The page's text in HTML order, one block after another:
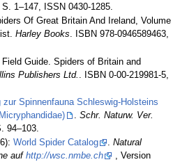
1–147, ISSN 0430-1285.
Of Great Britain And Ireland, Volume
Harley Books. ISBN 978-0946589463,
Guide. Spiders of Britain and
Publishers Ltd.
. ISBN 0-00-219981-5,
zur Spinnenfauna Schleswig-Holsteins
. Schr. Naturw. Ver.
94–103.
World Spider Catalog . Natural
auf http://wsc.nmbe.ch
, Version